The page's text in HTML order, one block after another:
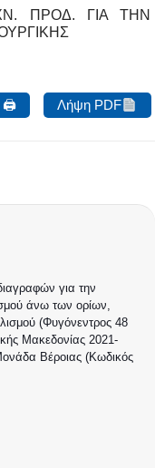
ΠΡΟΔ. ΓΙΑ ΤΗΝ
🖨
Λήψη PDF
για την
άνω των ορίων,
(Φυγόνεντρος 48
Μακεδονίας 2021-
Βέροιας (Κωδικός